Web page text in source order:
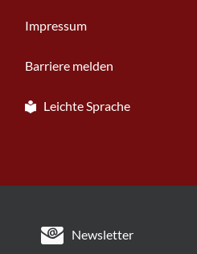
Impressum
Barriere melden
Leichte Sprache
Newsletter